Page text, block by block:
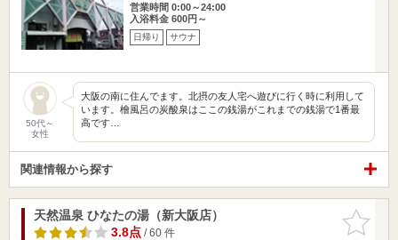
営業時間 0:00～24:00
入浴料金 600円～
日帰り サウナ
50代～
女性
大阪の南に住んでます。北摂の友人宅へ遊びに行く時に利用して
います。檜風呂の炭酸泉はここの銭湯がこれまでの銭湯で1番最
高です…
関連情報から探す
お気に入
りに追加
天然温泉 ひなたの湯（新大阪店）
3.8点/ 60 件